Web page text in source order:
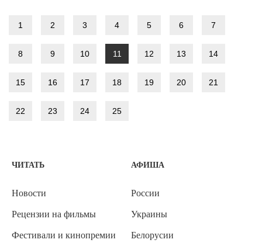
1 2 3 4 5 6 7
8 9 10 11 12 13 14
15 16 17 18 19 20 21
22 23 24 25
ЧИТАТЬ
Новости
Рецензии на фильмы
Фестивали и кинопремии
АФИША
России
Украины
Белорусии